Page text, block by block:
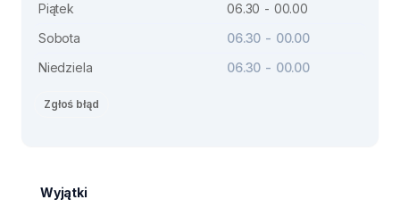
Piątek
06.30 - 00.00
Sobota
06.30 - 00.00
Niedziela
06.30 - 00.00
Zgłoś błąd
Wyjątki